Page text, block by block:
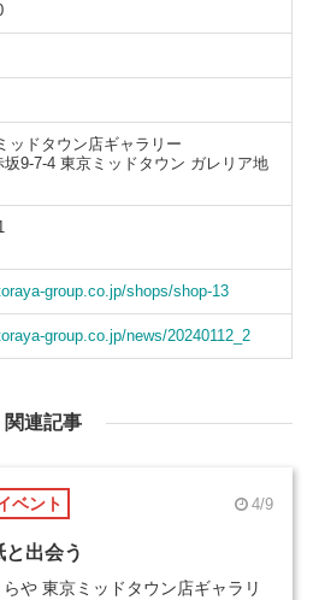
ッドタウン店ギャラリー
9-7-4 東京ミッドタウン ガレリア地
group.co.jp/shops/shop-13
group.co.jp/news/20240112_2
関連記事
ベント 4/9
と出会う
らや 東京ミッドタウン店ギャラリ